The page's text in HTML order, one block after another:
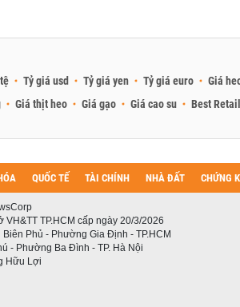
Tỷ giá usd Tỷ giá yen Tỷ giá euro Giá
Giá thịt heo Giá gạo Giá cao su Best
QUỐC TẾ TÀI CHÍNH NHÀ ĐẤT CHỨNG
TP.HCM cấp ngày 20/3/2026
Phủ - Phường Gia Định - TP.HCM
- Phường Ba Đình - TP. Hà Nội
Hữu Lợi